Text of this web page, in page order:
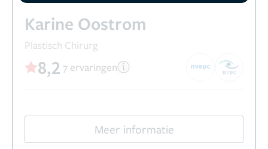
Karine Oostrom
Plastisch Chirurg
8,2 7 ervaringen
Meer informatie